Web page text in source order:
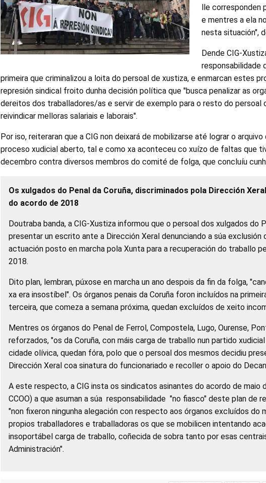
lle corresponden
e mentres a ela
nesta situación",
Dende CIG-
responsabilidade
primeira que criminalizou a loita do persoal de xustiza, e enmarcan estes
represión sindical froito dunha decisión política que "busca penalizar as
dereitos dos traballadores/as e servir de exemplo para o resto do persoal
reivindicar melloras salariais e laborais".
Por iso, reiteraran que a CIG non deixará de mobilizarse até lograr o
proceso xudicial aberto, tal e como xa aconteceu co xuízo de faltas que
decembro contra diversos membros do comité de folga, que concluíu
Os xulgados do Penal da Coruña, discriminados pola Dirección
do acordo de 2018
Doutraba banda, a CIG-Xustiza informou que o persoal dos xulgados do
presentar un escrito ante a Dirección Xeral denunciando a súa
actuación posto en marcha pola Xunta para a recuperación do traballo
2018.
Dito plan, lembran, púxose en marcha un ano despois da fin da folga,
xa era insostíbel". Os órganos penais da Coruña foron incluídos na
terceira, que comeza a semana próxima, quedan excluídos de xeito
Mentres os órganos do Penal de Ferrol, Compostela, Lugo, Ourense,
reforzados, "os da Coruña, con máis carga de traballo nun partido
cidade olívica, quedan fóra, polo que o persoal dos mesmos decidiu
Dirección Xeral coa sinatura do funcionariado e recoller o apoio do
A este respecto, a CIG insta os sindicatos asinantes do acordo de maio
CCOO) a que asuman a súa responsabilidade "no fiasco" deste plan de
"non fixeron ningunha alegación con respecto aos órganos excluídos do
propios traballadores e traballadoras os que se mobilicen intentando
insoportábel carga de traballo, coñecida de sobra tanto por esas
Administración".